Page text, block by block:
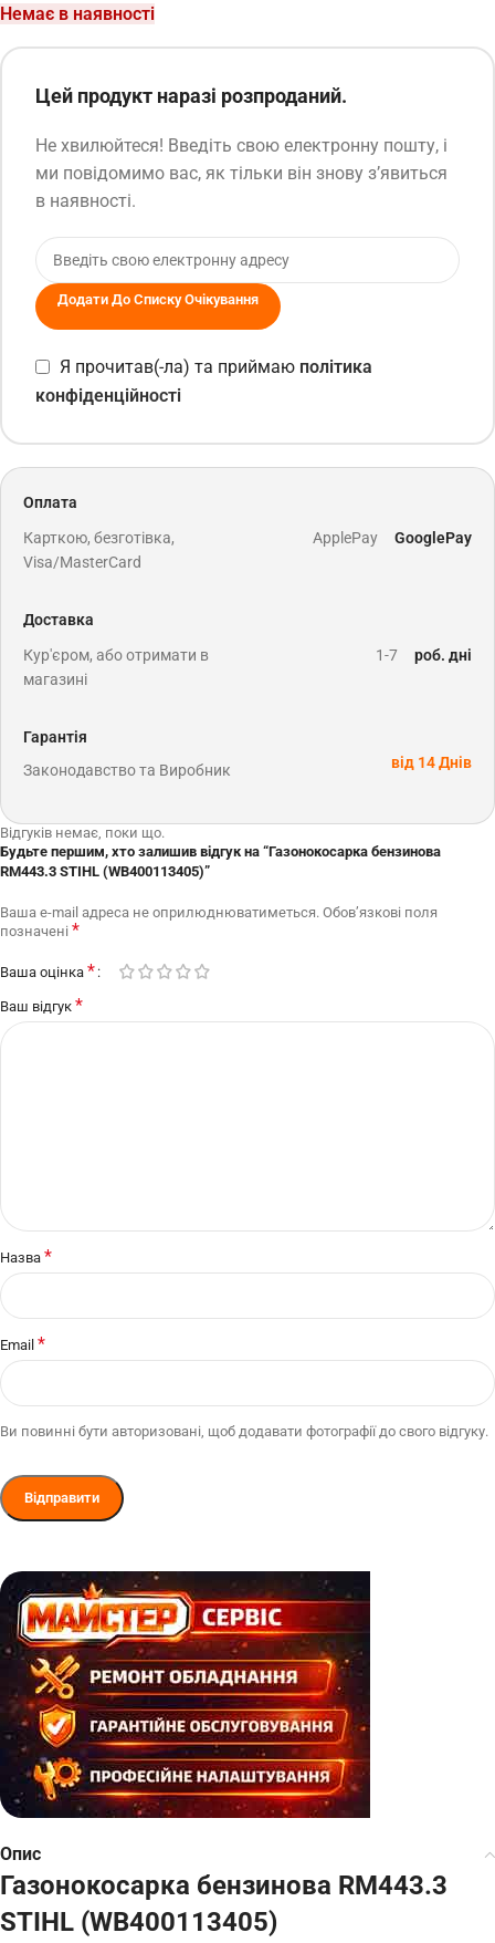
Немає в наявності
Цей продукт наразі розпроданий.
Не хвилюйтеся! Введіть свою електронну пошту, і
ми повідомимо вас, як тільки він знову з’явиться
в наявності.
Додати До Списку Очікування
Я прочитав(-ла) та приймаю політика
конфіденційності
Оплата
Карткою, безготівка,
Visa/MasterCard
ApplePay GooglePay
Доставка
Кур'єром, або отримати в
магазині
1-7 роб. дні
Гарантія
Законодавство та Виробник
від 14 Днів
Відгуків немає, поки що.
Будьте першим, хто залишив відгук на “Газонокосарка бензинова
RM443.3 STIHL (WB400113405)”
Ваша e-mail адреса не оприлюднюватиметься. Обов’язкові поля
позначені *
Ваша оцінка *
Ваш відгук *
Назва *
Email *
Ви повинні бути авторизовані, щоб додавати фотографії до свого відгуку.
Опис
Газонокосарка бензинова RM443.3
STIHL (WB400113405)